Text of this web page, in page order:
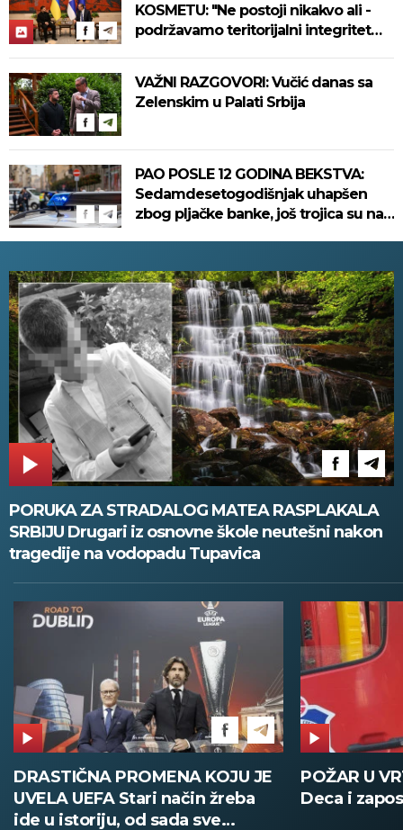
KOSMETU: "Ne postoji nikakvo ali -
podržavamo teritorijalni integritet
VAŽNI RAZGOVORI: Vučić danas sa
Zelenskim u Palati Srbija
PAO POSLE 12 GODINA BEKSTVA:
Sedamdesetogodišnjak uhapšen
zbog pljačke banke, još trojica su na
PORUKA ZA STRADALOG MATEA RASPLAKALA
SRBIJU Drugari iz osnovne škole neutešni nakon
tragedije na vodopadu Tupavica
PROMENA KOJU JE
UEFA Stari način žreba
u istoriju, od sada sve
POŽAR U
Deca i